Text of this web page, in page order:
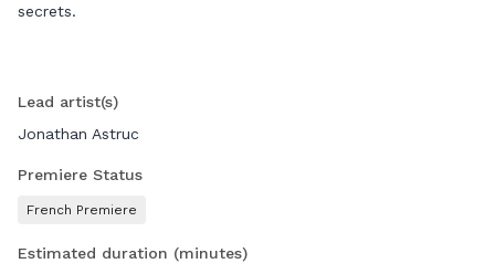
secrets.
Lead artist(s)
Jonathan Astruc
Premiere Status
French Premiere
Estimated duration (minutes)